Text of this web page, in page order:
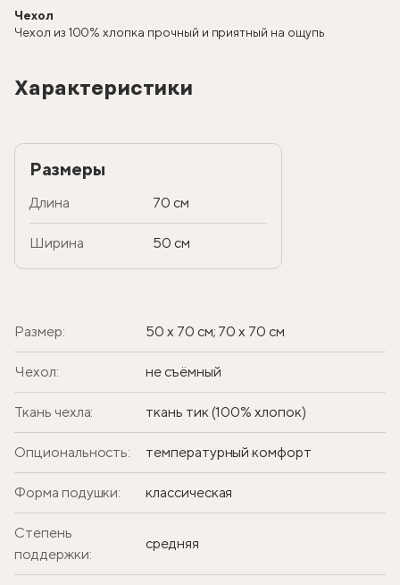
Чехол
Чехол из 100% хлопка прочный и приятный на ощупь
Характеристики
Размеры
Длина 70 см
Ширина 50 см
Размер: 50 х 70 см; 70 х 70 см
Чехол: не съёмный
Ткань чехла: ткань тик (100% хлопок)
Опциональность: температурный комфорт
Форма подушки: классическая
Степень
поддержки:
средняя